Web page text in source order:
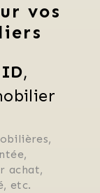
vos
,
achat,
etc.